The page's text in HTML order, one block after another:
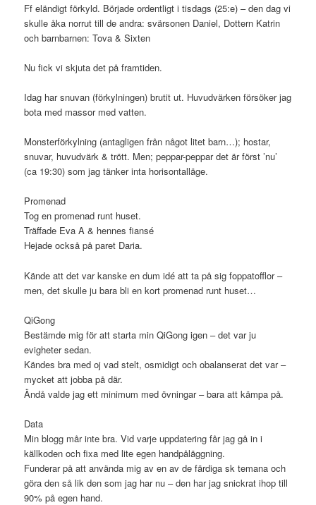
Ff eländigt förkyld. Började ordentligt i tisdags (25:e) – den dag vi
skulle åka norrut till de andra: svärsonen Daniel, Dottern Katrin
och barnbarnen: Tova & Sixten
Nu fick vi skjuta det på framtiden.
Idag har snuvan (förkylningen) brutit ut. Huvudvärken försöker jag
bota med massor med vatten.
Monsterförkylning (antagligen från något litet barn…); hostar,
snuvar, huvudvärk & trött. Men; peppar-peppar det är först ’nu’
(ca 19:30) som jag tänker inta horisontalläge.
Promenad
Tog en promenad runt huset.
Träffade Eva A & hennes fiansé
Hejade också på paret Daria.
Kände att det var kanske en dum idé att ta på sig foppatofflor –
men, det skulle ju bara bli en kort promenad runt huset…
QiGong
Bestämde mig för att starta min QiGong igen – det var ju
evigheter sedan.
Kändes bra med oj vad stelt, osmidigt och obalanserat det var –
mycket att jobba på där.
Ändå valde jag ett minimum med övningar – bara att kämpa på.
Data
Min blogg mår inte bra. Vid varje uppdatering får jag gå in i
källkoden och fixa med lite egen handpåläggning.
Funderar på att använda mig av en av de färdiga sk temana och
göra den så lik den som jag har nu – den har jag snickrat ihop till
90% på egen hand.